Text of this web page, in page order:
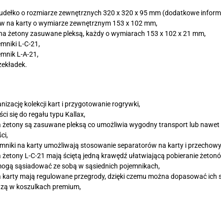
o rozmiarze zewnętrznych 320 x 320 x 95 mm (dodatkowe
na karty o wymiarze zewnętrznym 153 x 102 mm,
żetony zasuwane pleksą, każdy o wymiarach 153 x 102 x 21 mm,
L-C-21,
L-A-21,
kolekcji kart i przygotowanie rogrywki,
się do regału typu Kallax,
żetony są zasuwane pleksą co umożliwia wygodny transport lub
na karty umożliwają stosowanie separatorów na karty i
żetony L-C-21 mają ściętą jedną krawędź ułatwiającą pobieranie
sąsiadować ze sobą w sąsiednich pojemnikach,
karty mają regulowane przegrody, dzięki czemu można dopasować ich
w koszulkach premium,